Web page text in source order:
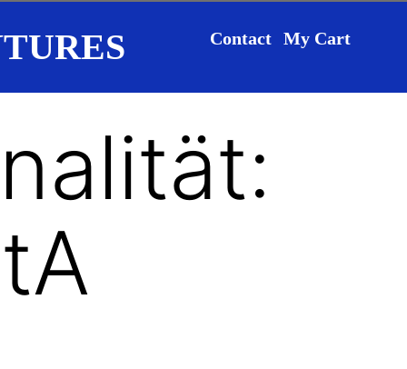
Contact My Cart